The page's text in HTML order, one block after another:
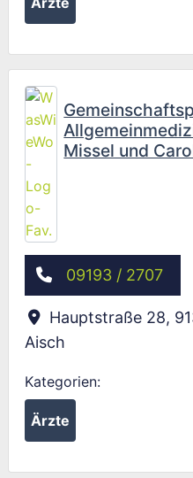
Missel und
09193 / 2707
Hauptstraße 28,
Aisch
Kategorien:
Ärzte